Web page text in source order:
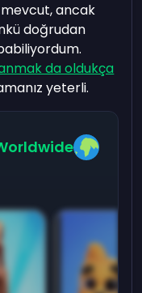
ancak
doğrudan
da oldukça
yeterli.